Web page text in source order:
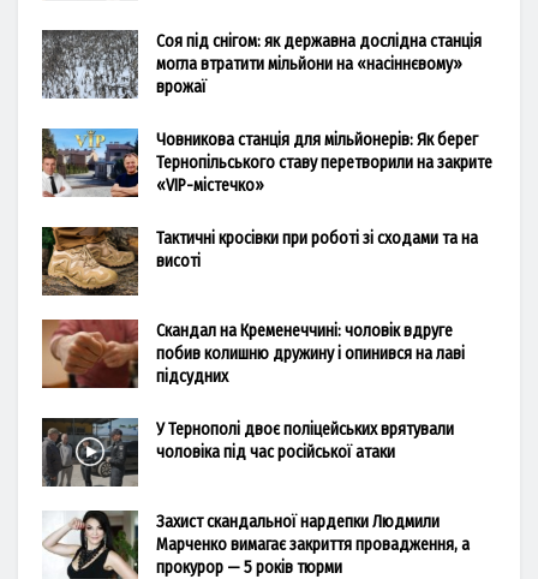
Соя під снігом: як державна дослідна станція
могла втратити мільйони на «насіннєвому»
врожаї
Човникова станція для мільйонерів: Як берег
Тернопільського ставу перетворили на закрите
«VIP-містечко»
Тактичні кросівки при роботі зі сходами та на
висоті
Скандал на Кременеччині: чоловік вдруге
побив колишню дружину і опинився на лаві
підсудних
У Тернополі двоє поліцейських врятували
чоловіка під час російської атаки
Захист скандальної нардепки Людмили
Марченко вимагає закриття провадження, а
прокурор — 5 років тюрми